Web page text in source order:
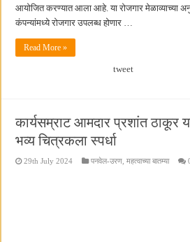
आयोजित करण्यात आला आहे. या रोजगार मेळाव्याच्या
कंपन्यांमध्ये रोजगार उपलब्ध होणार …
Read More »
tweet
कार्यसम्राट आमदार प्रशांत ठाकूर
भव्य चित्रकला स्पर्धा
29th July 2024 पनवेल-उरण ,महत्वाच्या बातम्या